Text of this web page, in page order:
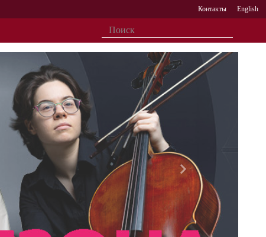
Контакты English
Вперед